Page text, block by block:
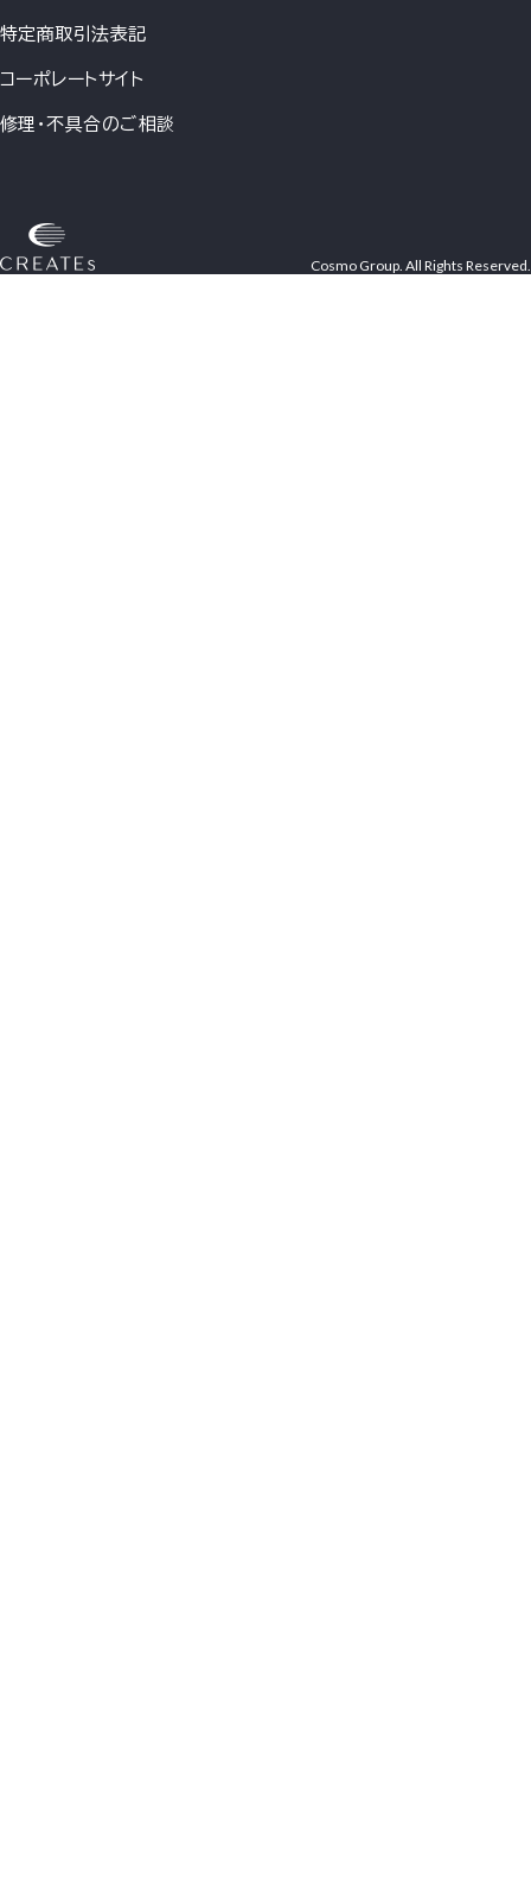
特定商取引法表記
コーポレートサイト
修理・不具合のご相談
Cosmo Group. All Rights Reserved.